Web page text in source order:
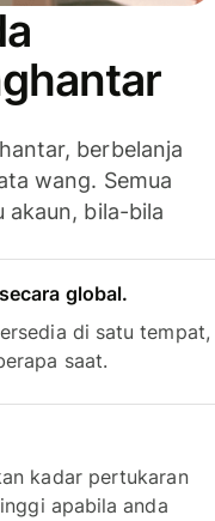
berbelanja
wang. Semua
akaun, bila-bila
global.
di satu tempat,
saat.
kadar pertukaran
apabila anda